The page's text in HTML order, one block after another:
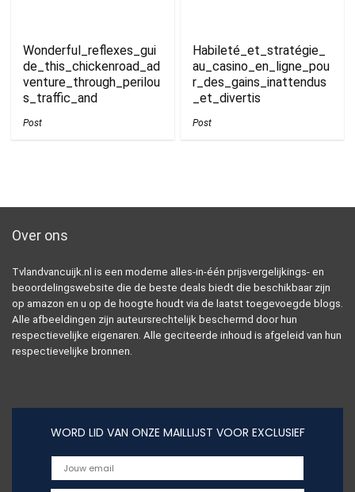
Wonderful_reflexes_gui
de_this_chickenroad_ad
venture_through_perilou
s_traffic_and
Post
Habileté_et_stratégie_
au_casino_en_ligne_pou
r_des_gains_inattendus
_et_divertis
Post
Over ons
Tvlandvancuijk.nl is een moderne alles-in-één prijsvergelijkings- en
beoordelingswebsite die de beste deals biedt die beschikbaar zijn
op amazon en u op de hoogte houdt via de laatst toegevoegde blogs.
Alle afbeeldingen zijn auteursrechtelijk beschermd door hun
respectievelijke eigenaren. Alle geciteerde inhoud is afgeleid van hun
respectievelijke bronnen.
WORD LID VAN ONZE MAILLIJST VOOR EXCLUSIEF